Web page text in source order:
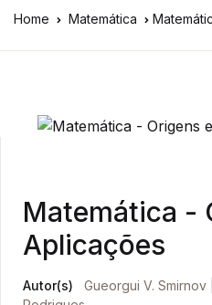
Home Matemática
Matemática -
Aplicações
Autor(s) Gueorgui V. Smirnov